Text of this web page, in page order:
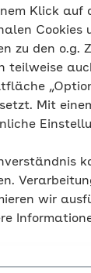
Klick auf
Cookies
zu den o.g.
teilweise
Mit
wir
im